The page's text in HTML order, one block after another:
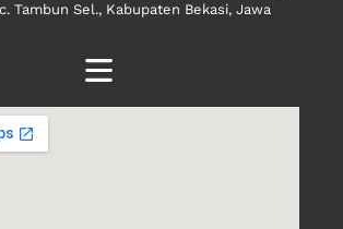
Tambun Sel., Kabupaten Bekasi, Jawa